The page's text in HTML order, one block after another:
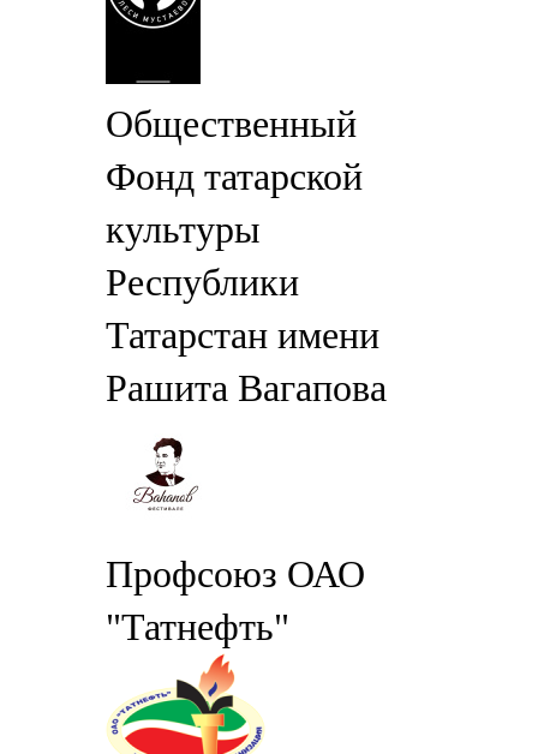
Общественный
Фонд татарской
культуры
Республики
Татарстан имени
Рашита Вагапова
Профсоюз ОАО
"Татнефть"